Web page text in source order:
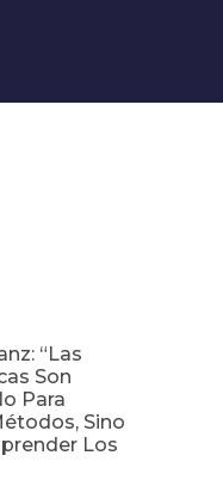
“Las
Son
Para
Sino
Los